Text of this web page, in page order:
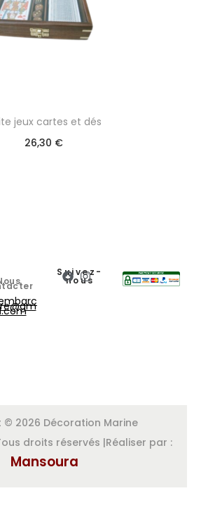
jeux cartes et dés
26,30 €
Suivez-
nous
© 2026 Décoration Marine
droits réservés |Réaliser par :
Mansoura